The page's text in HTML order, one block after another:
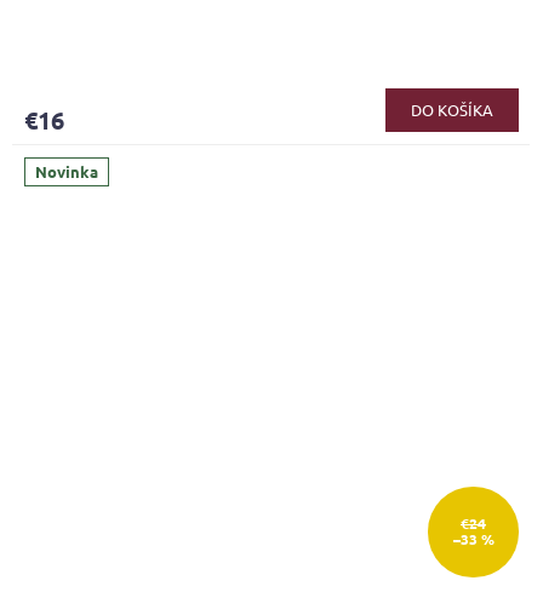
€16 DO KOŠÍKA
Novinka
€24
–33 %